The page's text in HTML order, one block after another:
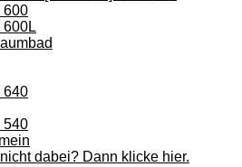
600
600L
640
540
dabei? Dann klicke hier.